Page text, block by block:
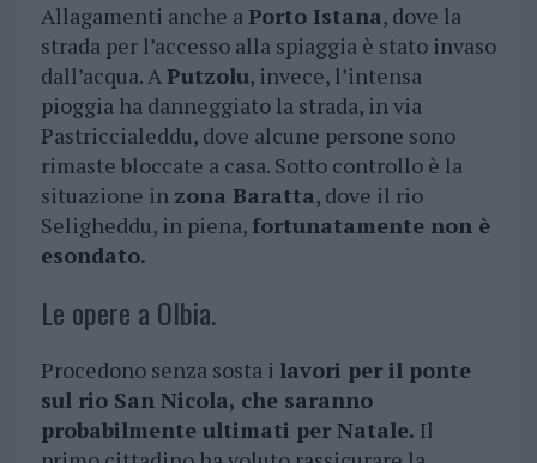
Allagamenti anche aPorto Istana, dove la
strada per l’accesso alla spiaggia è stato invaso
dall’acqua. APutzolu, invece, l’intensa
pioggia ha danneggiato la strada, in via
Pastriccialeddu, dove alcune persone sono
rimaste bloccate a casa. Sotto controllo è la
situazione in zona Baratta, dove il rio
Seligheddu, in piena, fortunatamente non è
esondato.
Le opere a Olbia.
Procedono senza sosta i lavori per il ponte
sul rio San Nicola, che saranno
probabilmente ultimati per Natale. Il